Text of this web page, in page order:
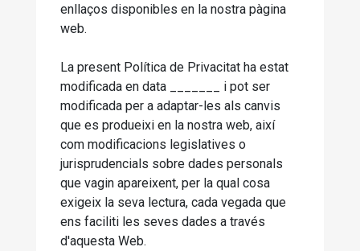
enllaços disponibles en la nostra pàgina
web.
La present Política de Privacitat ha estat
modificada en data _______ i pot ser
modificada per a adaptar-les als canvis
que es produeixi en la nostra web, així
com modificacions legislatives o
jurisprudencials sobre dades personals
que vagin apareixent, per la qual cosa
exigeix la seva lectura, cada vegada que
ens faciliti les seves dades a través
d'aquesta Web.